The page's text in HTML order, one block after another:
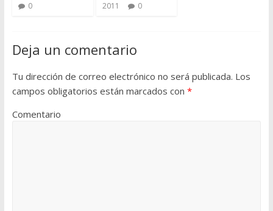
0
2011
0
Deja un comentario
Tu dirección de correo electrónico no será publicada. Los
campos obligatorios están marcados con *
Comentario